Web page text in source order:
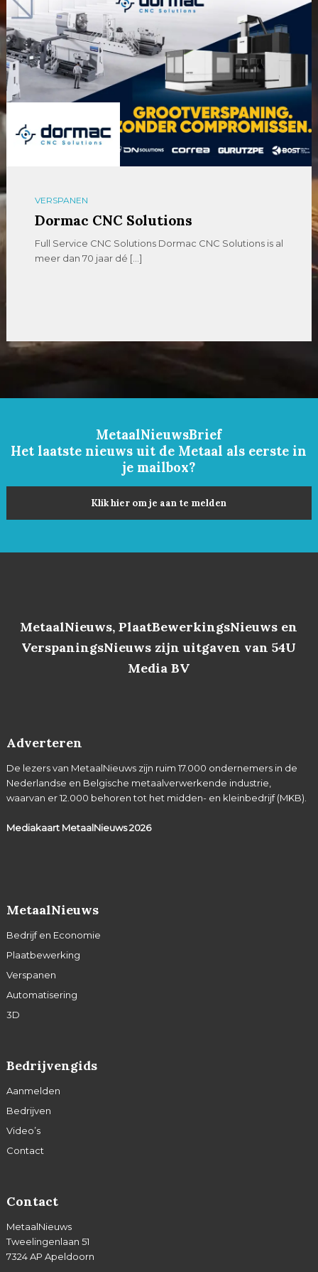
VERSPANEN
Dormac CNC Solutions
Full Service CNC Solutions Dormac CNC Solutions is al
meer dan 70 jaar dé […]
MetaalNieuwsBrief
Het laatste nieuws uit de Metaal als eerste in
je mailbox?
Klik hier om je aan te melden
MetaalNieuws, PlaatBewerkingsNieuws en
VerspaningsNieuws zijn uitgaven van 54U
Media BV
Adverteren
De lezers van MetaalNieuws zijn ruim 17.000 ondernemers in de
Nederlandse en Belgische metaalverwerkende industrie,
waarvan er 12.000 behoren tot het midden- en kleinbedrijf (MKB).
Mediakaart MetaalNieuws2026
MetaalNieuws
Bedrijf en Economie
Plaatbewerking
Verspanen
Automatisering
3D
Bedrijvengids
Aanmelden
Bedrijven
Video’s
Contact
Contact
MetaalNieuws
Tweelingenlaan 51
7324 AP Apeldoorn